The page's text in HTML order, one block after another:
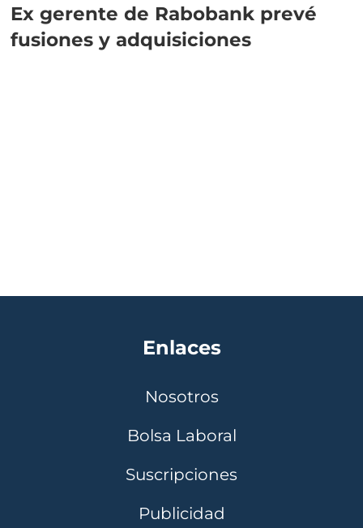
Ex gerente de Rabobank prevé
fusiones y adquisiciones
Enlaces
Nosotros
Bolsa Laboral
Suscripciones
Publicidad